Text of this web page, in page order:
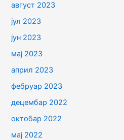
август 2023
јул 2023
јун 2023
мај 2023
април 2023
фебруар 2023
децембар 2022
октобар 2022
мај 2022